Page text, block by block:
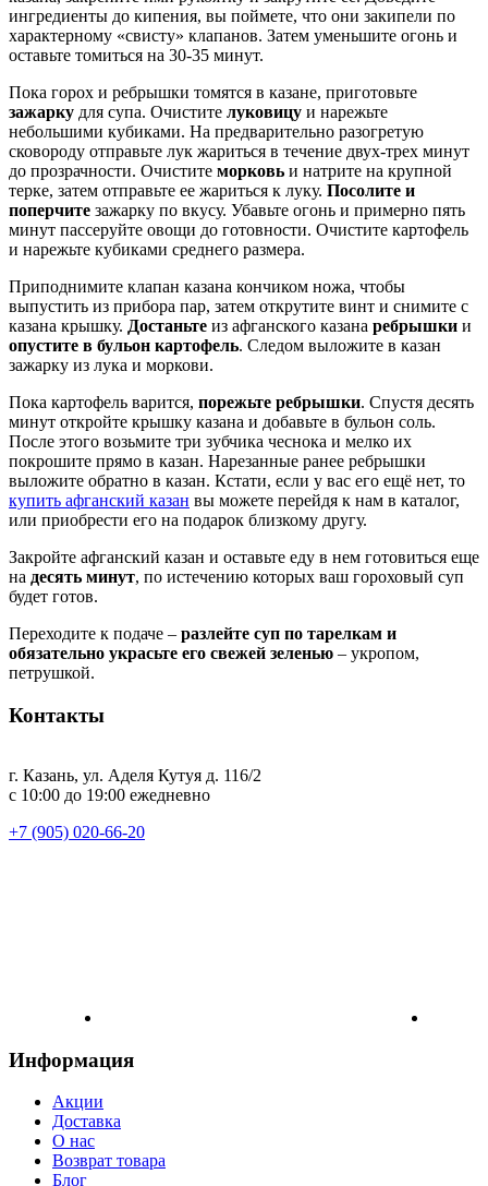
ингредиенты до кипения, вы поймете, что они закипели по
характерному «свисту» клапанов. Затем уменьшите огонь и
оставьте томиться на 30-35 минут.
Пока горох и ребрышки томятся в казане, приготовьте
зажарку для супа. Очистите луковицу и нарежьте
небольшими кубиками. На предварительно разогретую
сковороду отправьте лук жариться в течение двух-трех минут
до прозрачности. Очистите морковь и натрите на крупной
терке, затем отправьте ее жариться к луку. Посолите и
поперчите зажарку по вкусу. Убавьте огонь и примерно пять
минут пассеруйте овощи до готовности. Очистите картофель
и нарежьте кубиками среднего размера.
Приподнимите клапан казана кончиком ножа, чтобы
выпустить из прибора пар, затем открутите винт и снимите с
казана крышку. Достаньте из афганского казана ребрышки и
опустите в бульон картофель. Следом выложите в казан
зажарку из лука и моркови.
Пока картофель варится, порежьте ребрышки. Спустя десять
минут откройте крышку казана и добавьте в бульон соль.
После этого возьмите три зубчика чеснока и мелко их
покрошите прямо в казан. Нарезанные ранее ребрышки
выложите обратно в казан. Кстати, если у вас его ещё нет, то
купить афганский казан вы можете перейдя к нам в каталог,
или приобрести его на подарок близкому другу.
Закройте афганский казан и оставьте еду в нем готовиться еще
на десять минут, по истечению которых ваш гороховый суп
будет готов.
Переходите к подаче – разлейте суп по тарелкам и
обязательно украсьте его свежей зеленью – укропом,
петрушкой.
Контакты
г. Казань, ул. Аделя Кутуя д. 116/2
с 10:00 до 19:00 ежедневно
+7 (905) 020-66-20
Информация
Акции
Доставка
О нас
Возврат товара
Блог